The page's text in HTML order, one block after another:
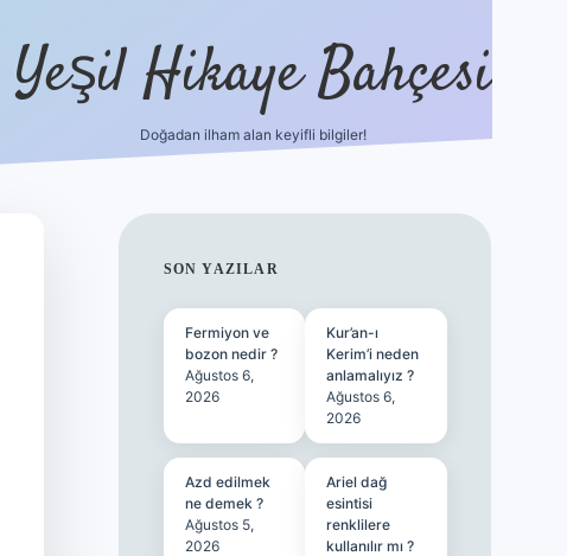
Yeşil Hikaye Bahçesi
Doğadan ilham alan keyifli bilgiler!
SIDEBAR
SON YAZILAR
Fermiyon ve
bozon nedir ?
Ağustos 6,
2026
Kur’an-ı
Kerim’i neden
anlamalıyız ?
Ağustos 6,
2026
Azd edilmek
ne demek ?
Ağustos 5,
2026
Ariel dağ
esintisi
renklilere
kullanılır mı ?
ilbet güncel giriş adresiilbet